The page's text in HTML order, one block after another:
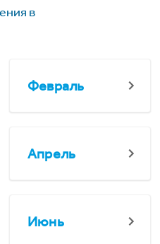
в
Февраль
Апрель
Июнь